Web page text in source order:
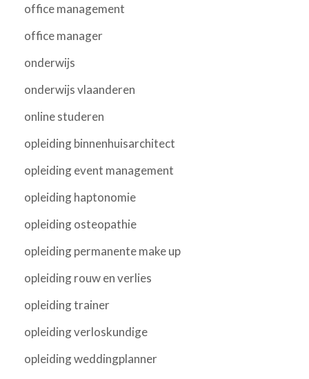
office management
office manager
onderwijs
onderwijs vlaanderen
online studeren
opleiding binnenhuisarchitect
opleiding event management
opleiding haptonomie
opleiding osteopathie
opleiding permanente make up
opleiding rouw en verlies
opleiding trainer
opleiding verloskundige
opleiding weddingplanner